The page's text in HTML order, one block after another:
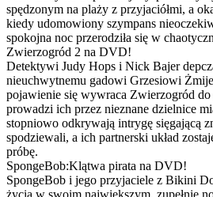
spędzonym na plaży z przyjaciółmi, a
kiedy udomowiony szympans
spokojna noc przerodziła się w
Zwierzogród 2 na DVD!
Detektywi Judy Hops i Nick Bajer
nieuchwytnemu gadowi Grzesiowi
pojawienie się wywraca Zwierzogród
prowadzi ich przez nieznane dzielnice
stopniowo odkrywają intrygę sięgającą
spodziewali, a ich partnerski układ
próbę.
SpongeBob:Klątwa pirata na DVD!
SpongeBob i jego przyjaciele z Bikini
życia w swoim największym, zupełnie